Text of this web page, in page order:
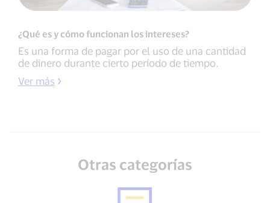
¿Qué es y cómo funcionan los intereses?
Es una forma de pagar por el uso de una cantidad
de dinero durante cierto período de tiempo.
Ver más
Otras categorías